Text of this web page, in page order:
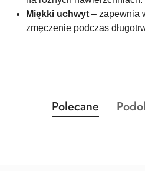
Miękki uchwyt – zapewnia
zmęczenie podczas
Pomiń karuzelę
Produkty
o
Polecane